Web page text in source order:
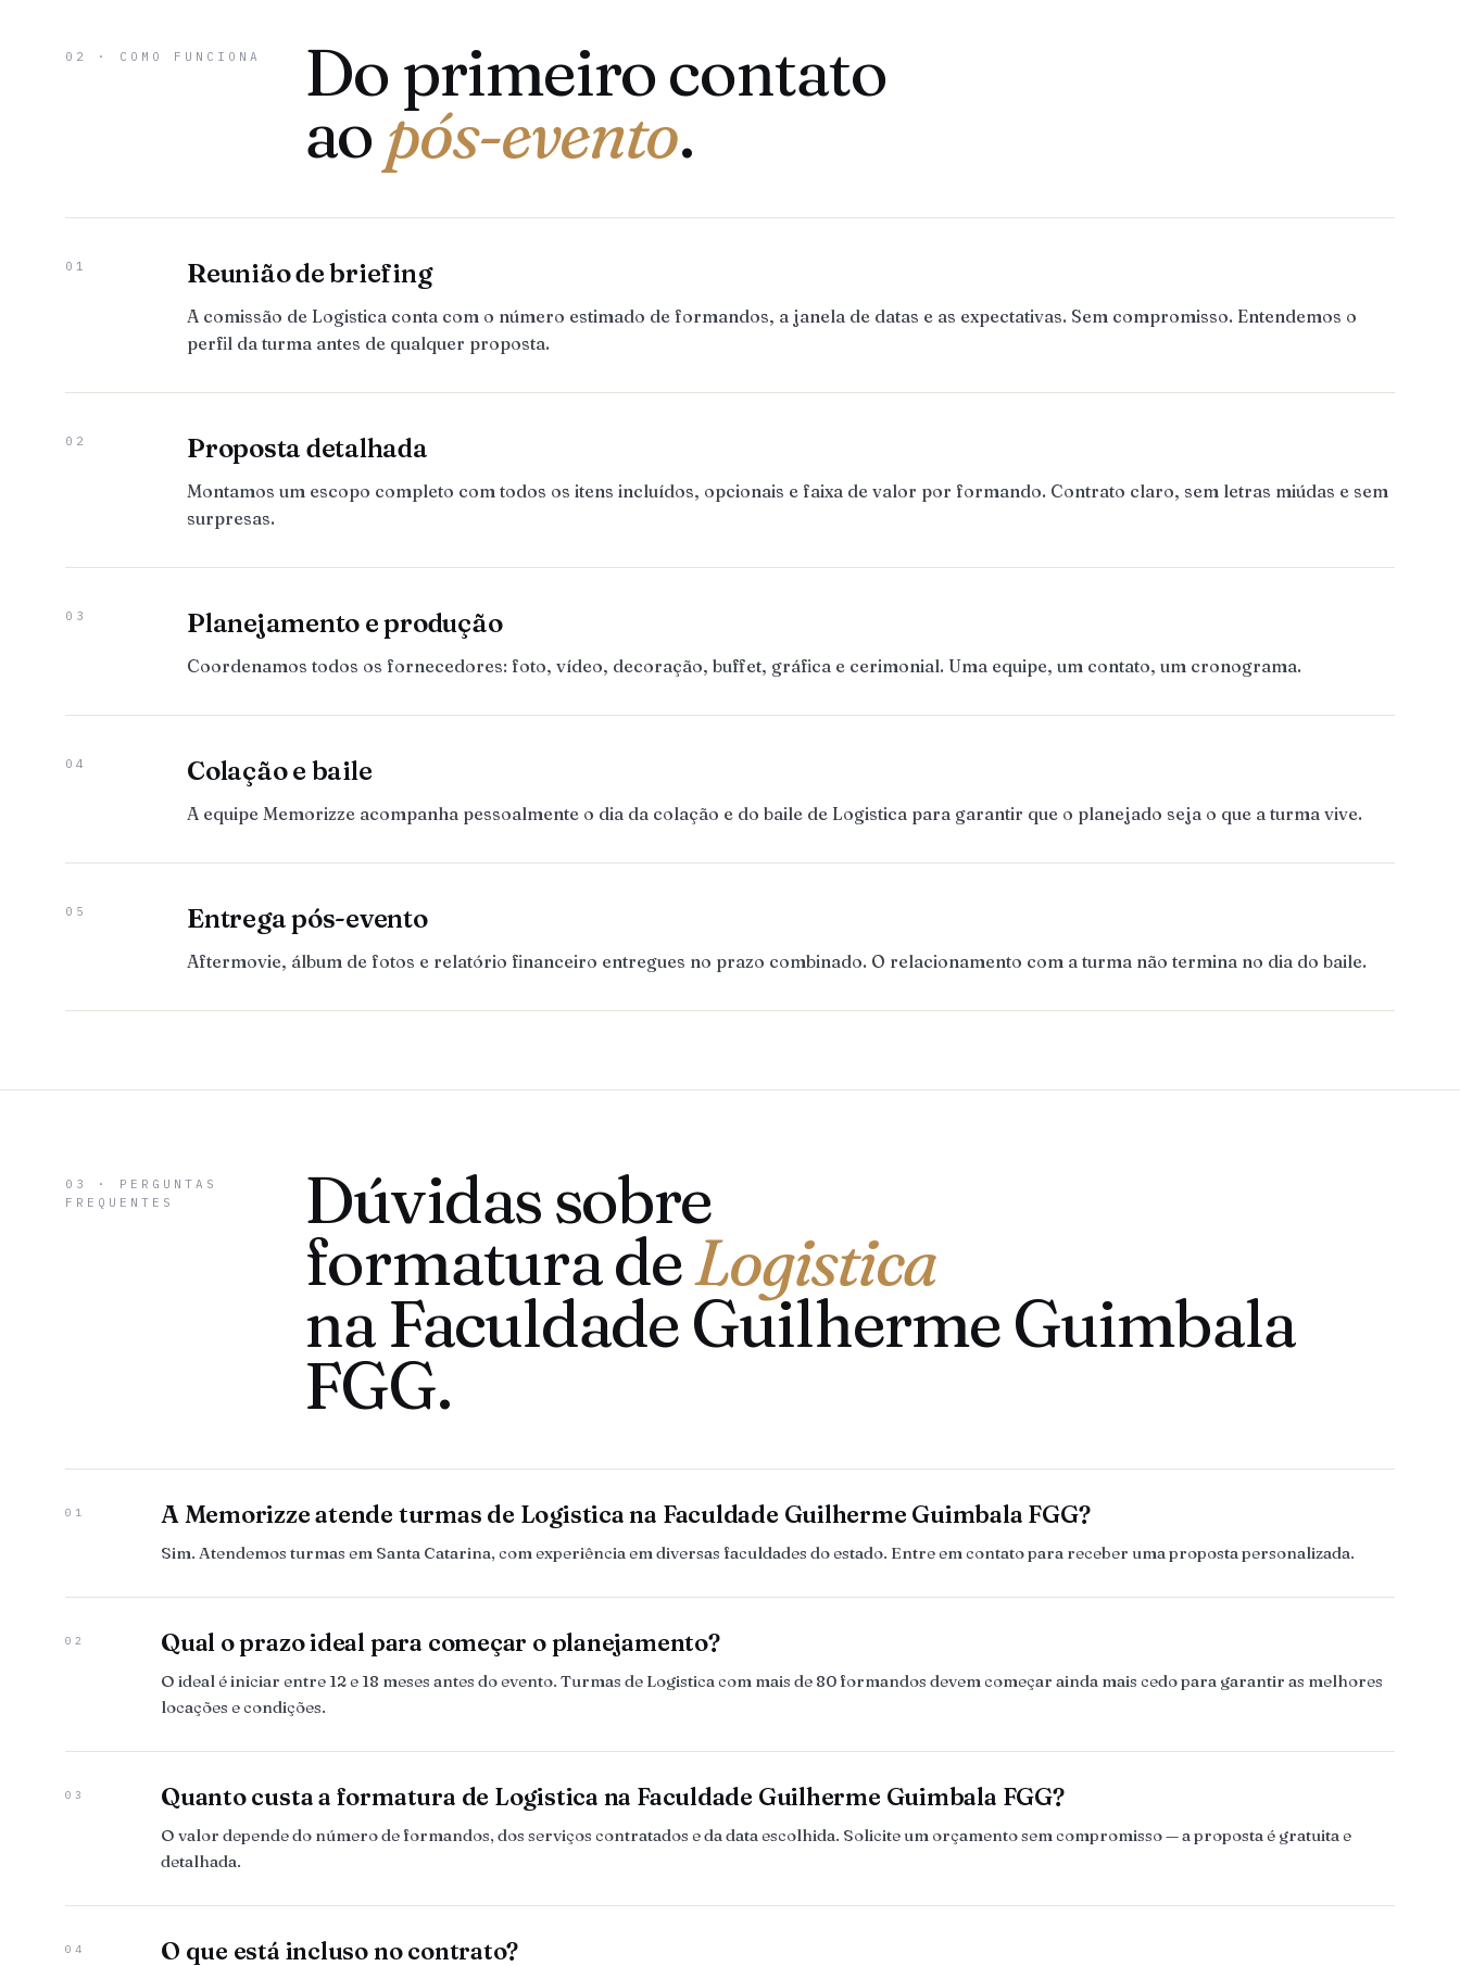
02 · COMO FUNCIONA Do primeiro contato
ao pós-evento.
01 Reunião de briefing
A comissão de Logistica conta com o número estimado de formandos, a janela de datas e as expectativas. Sem compromisso. Entendemos o
perfil da turma antes de qualquer proposta.
02 Proposta detalhada
Montamos um escopo completo com todos os itens incluídos, opcionais e faixa de valor por formando. Contrato claro, sem letras miúdas e sem
surpresas.
03 Planejamento e produção
Coordenamos todos os fornecedores: foto, vídeo, decoração, buffet, gráfica e cerimonial. Uma equipe, um contato, um cronograma.
04 Colação e baile
A equipe Memorizze acompanha pessoalmente o dia da colação e do baile de Logistica para garantir que o planejado seja o que a turma vive.
05 Entrega pós-evento
Aftermovie, álbum de fotos e relatório financeiro entregues no prazo combinado. O relacionamento com a turma não termina no dia do baile.
03 · PERGUNTAS
FREQUENTES
Dúvidas sobre
formatura deLogistica
na Faculdade Guilherme Guimbala
FGG.
01 A Memorizze atende turmas de Logistica na Faculdade Guilherme Guimbala FGG?
Sim. Atendemos turmas em Santa Catarina, com experiência em diversas faculdades do estado. Entre em contato para receber uma proposta personalizada.
02 Qual o prazo ideal para começar o planejamento?
O ideal é iniciar entre 12 e 18 meses antes do evento. Turmas de Logistica com mais de 80 formandos devem começar ainda mais cedo para garantir as melhores
locações e condições.
03 Quanto custa a formatura de Logistica na Faculdade Guilherme Guimbala FGG?
O valor depende do número de formandos, dos serviços contratados e da data escolhida. Solicite um orçamento sem compromisso — a proposta é gratuita e
detalhada.
04 O que está incluso no contrato?